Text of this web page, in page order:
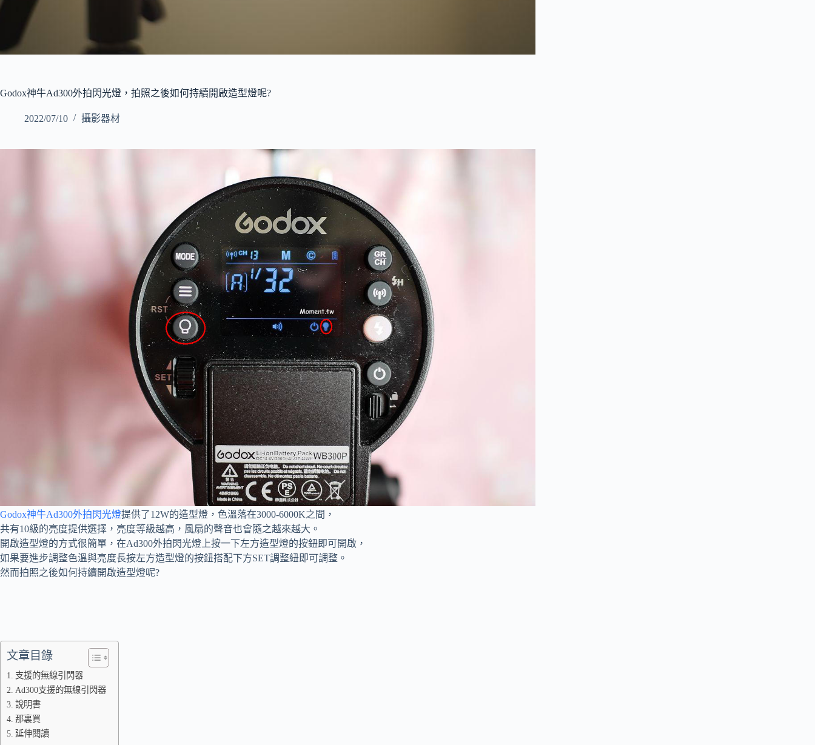
Godox神牛Ad300外拍閃光燈，拍照之後如何持續開啟造型燈呢?
2022/07/10 攝影器材
Godox神牛Ad300外拍閃光燈提供了12W的造型燈，色溫落在3000-6000K之間，
共有10級的亮度提供選擇，亮度等級越高，風扇的聲音也會隨之越來越大。
開啟造型燈的方式很簡單，在Ad300外拍閃光燈上按一下左方造型燈的按鈕即可開啟，
如果要進步調整色溫與亮度長按左方造型燈的按鈕搭配下方SET調整紐即可調整。
然而拍照之後如何持續開啟造型燈呢?
文章目錄
支援的無線引閃器
Ad300支援的無線引閃器
說明書
那裏買
延伸閱讀